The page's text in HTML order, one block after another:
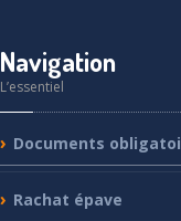
Navigation
L’essentiel
Documents
Rachat épave